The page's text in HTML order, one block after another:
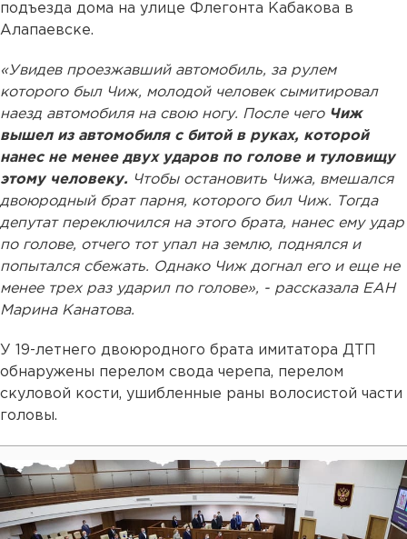
подъезда дома на улице Флегонта Кабакова в
Алапаевске.
«Увидев проезжавший автомобиль, за рулем
которого был Чиж, молодой человек сымитировал
наезд автомобиля на свою ногу. После чего Чиж
вышел из автомобиля с битой в руках, которой
нанес не менее двух ударов по голове и туловищу
этому человеку. Чтобы остановить Чижа, вмешался
двоюродный брат парня, которого бил Чиж. Тогда
депутат переключился на этого брата, нанес ему удар
по голове, отчего тот упал на землю, поднялся и
попытался сбежать. Однако Чиж догнал его и еще не
менее трех раз ударил по голове», - рассказала ЕАН
Марина Канатова.
У 19-летнего двоюродного брата имитатора ДТП
обнаружены перелом свода черепа, перелом
скуловой кости, ушибленные раны волосистой части
головы.